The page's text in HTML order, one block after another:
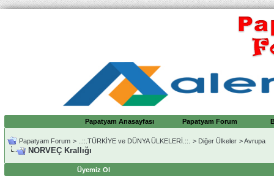
Papatyam Anasayfası Papatyam Forum
Papatyam Forum > ..::.TÜRKİYE ve DÜNYA ÜLKELERİ.::. > Diğer Ülkeler >Avrupa
NORVEÇ Krallığı
Üyemiz Ol